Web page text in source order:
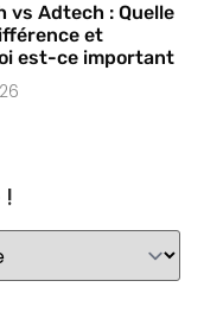
vs Adtech : Quelle
et
est-ce important